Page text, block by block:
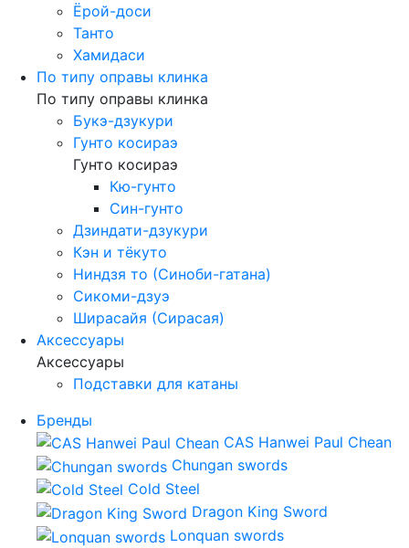
Ёрой-доси
Танто
Хамидаси
По типу оправы клинка
По типу оправы клинка
Букэ-дзукури
Гунто косираэ
Гунто косираэ
Кю-гунто
Син-гунто
Дзиндати-дзукури
Кэн и тёкуто
Ниндзя то (Синоби-гатана)
Сикоми-дзуэ
Ширасайя (Сирасая)
Аксессуары
Аксессуары
Подставки для катаны
Бренды
CAS Hanwei Paul Chean
Chungan swords
Cold Steel
Dragon King Sword
Lonquan swords